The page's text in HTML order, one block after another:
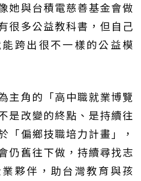
她與台積電慈善基金會做
很多公益教科書，但自己
跨出很不一樣的公益模
主角的「高中職就業博覽
是改變的終點、是持續往
「偏鄉技職培力計畫」，
仍舊往下做，持續尋找志
夥伴，助台灣教育與孩